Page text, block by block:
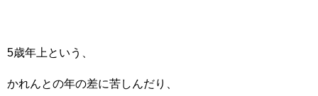
5歳年上という、
かれんとの年の差に苦しんだり、